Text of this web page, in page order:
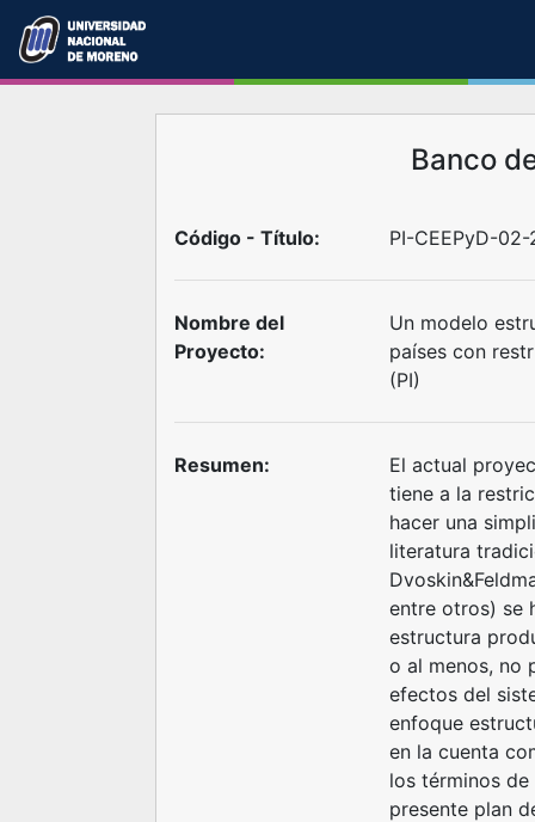
Banco
Código - Título: PI-CEEPyD-
Nombre del
Proyecto:
Un modelo
países con
(PI)
Resumen:
El actual
tiene a la
hacer una
literatura
entre otros) se
estructura
o al menos, no
efectos del
enfoque
en la cuenta
los términos
presente plan